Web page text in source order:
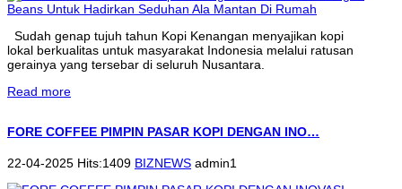
Sudah genap tujuh tahun Kopi Kenangan menyajikan kopi
lokal berkualitas untuk masyarakat Indonesia melalui ratusan
gerainya yang tersebar di seluruh Nusantara.
Read more
FORE COFFEE PIMPIN PASAR KOPI DENGAN INO…
22-04-2025 Hits:1409 BIZNEWS admin1